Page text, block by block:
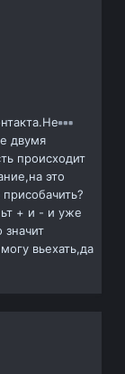
двумя
происходит
это
+ и - и уже
значит
вьехать,да